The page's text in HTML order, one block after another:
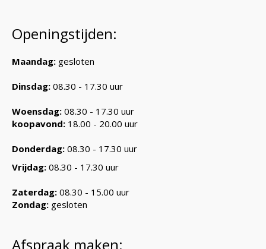
Openingstijden:
Maandag: gesloten
Dinsdag: 08.30 - 17.30 uur
Woensdag: 08.30 - 17.30 uur
koopavond: 18.00 - 20.00 uur
Donderdag: 08.30 - 17.30 uur
Vrijdag: 08.30 - 17.30 uur
Zaterdag: 08.30 - 15.00 uur
Zondag: gesloten
Afspraak maken: